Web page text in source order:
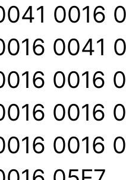
0016
0041
0016
0016
0016